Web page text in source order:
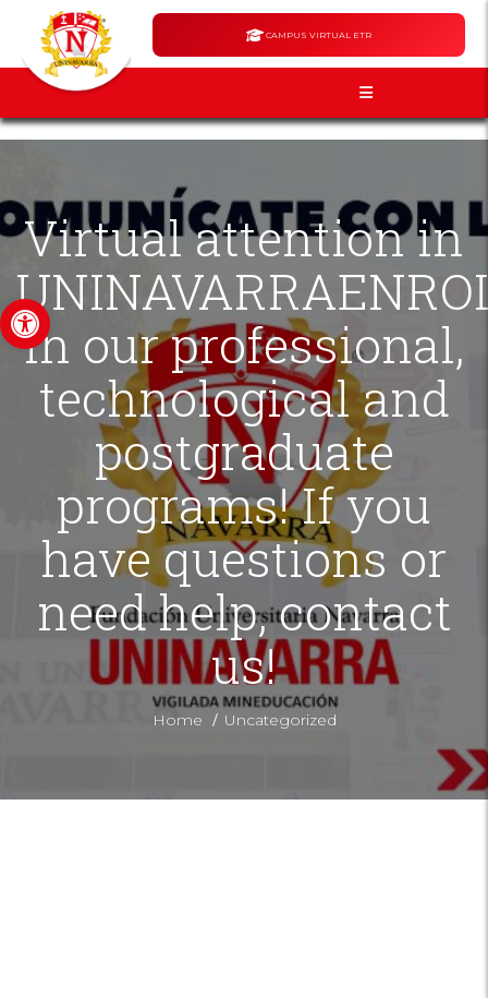
Open toolbar
CAMPUS VIRTUAL ETR
Virtual attention in
in our professional,
technological and
postgraduate
programs! If you
have questions or
need help, contact
us!
Home / Uncategorized